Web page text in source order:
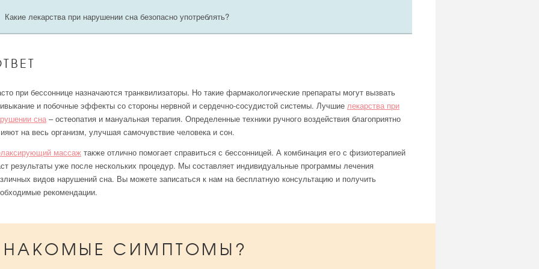
Какие лекарства при нарушении сна безопасно употреблять?
при бессоннице назначаются транквилизаторы. Но такие фармакологические препараты могут вызвать
и побочные эффекты со стороны нервной и сердечно-сосудистой системы. Лучшие лекарства при
сна – остеопатия и мануальная терапия. Определенные техники ручного воздействия благоприятно
на весь организм, улучшая самочувствие человека и сон.
массаж также отлично помогает справиться с бессонницей. А комбинация его с физиотерапией
результаты уже после нескольких процедур. Мы составляет индивидуальные программы лечения
видов нарушений сна. Вы можете записаться к нам на бесплатную консультацию и получить
рекомендации.
СИМПТОМЫ?